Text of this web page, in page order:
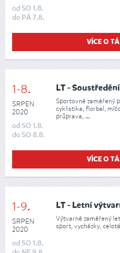
od SO 1.8.
do PÁ 7.8.
VÍCE O
1-8.
SRPEN
2020
od SO 1.8.
do SO 8.8.
LT -
Sportovně zaměřený
cyklistika, florbal,
průprava, ...
VÍCE O
1-9.
SRPEN
2020
od SO 1.8.
LT - Letní
Výtvarně zaměřený
sport, vycházky,